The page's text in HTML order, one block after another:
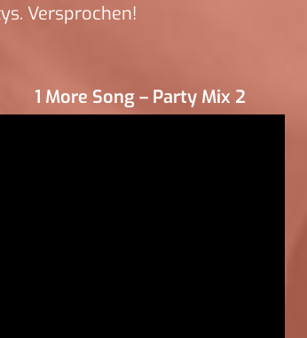
Versprochen!
1 More Song – Party Mix 2